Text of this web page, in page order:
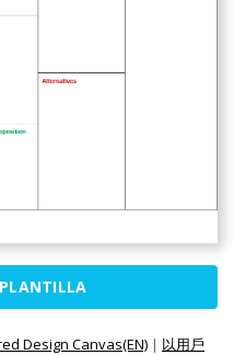
Design Canvas(EN) | 以用戶